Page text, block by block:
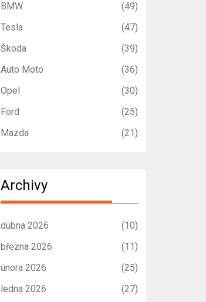
BMW
(49)
Tesla
(47)
Škoda
(39)
Auto Moto
(36)
Opel
(30)
Ford
(25)
Mazda
(21)
Archivy
dubna 2026
(10)
března 2026
(11)
února 2026
(25)
ledna 2026
(27)